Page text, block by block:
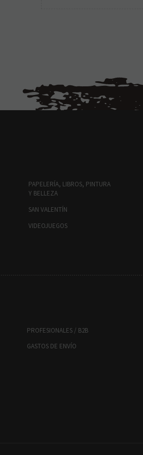
PAPELERÍA, LIBROS, PINTURA
Y BELLEZA
SAN VALENTÍN
VIDEOJUEGOS
PROFESIONALES / B2B
GASTOS DE ENVÍO